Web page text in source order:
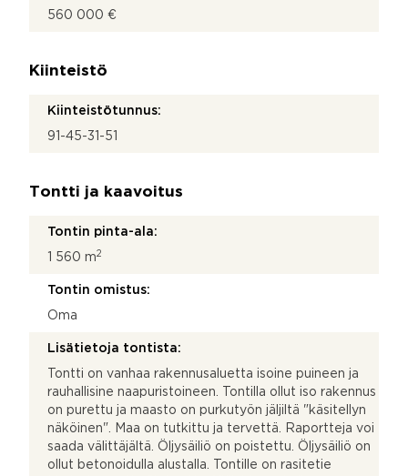
560 000 €
Kiinteistö
Kiinteistötunnus:
91-45-31-51
Tontti ja kaavoitus
Tontin pinta-ala:
1 560 m2
Tontin omistus:
Oma
Lisätietoja tontista:
Tontti on vanhaa rakennusaluetta isoine puineen ja
rauhallisine naapuristoineen. Tontilla ollut iso rakennus
on purettu ja maasto on purkutyön jäljiltä "käsitellyn
näköinen". Maa on tutkittu ja tervettä. Raportteja voi
saada välittäjältä. Öljysäiliö on poistettu. Öljysäiliö on
ollut betonoidulla alustalla. Tontille on rasitetie